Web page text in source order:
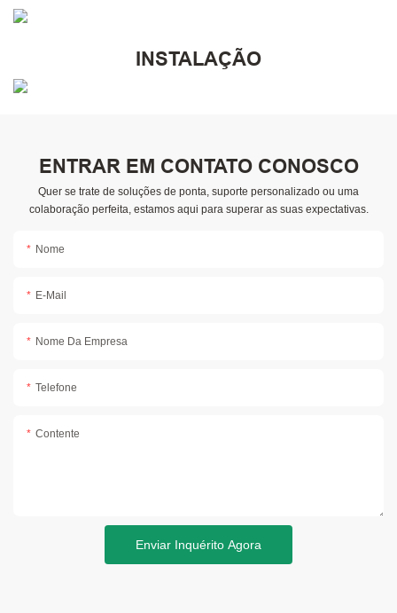
INSTALAÇÃO
ENTRAR EM CONTATO CONOSCO
Quer se trate de soluções de ponta, suporte personalizado ou uma
colaboração perfeita, estamos aqui para superar as suas expectativas.
Nome
E-Mail
Nome Da Empresa
Telefone
Contente
Enviar Inquérito Agora